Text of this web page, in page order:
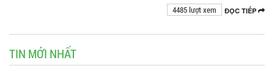
ĐỌC TIẾP
4485 lượt xem
TIN MỚI NHẤT